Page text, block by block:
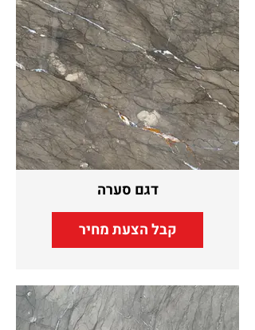
דגם סערה
קבל הצעת מחיר